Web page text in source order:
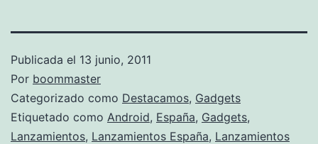
Publicada el 13 junio, 2011
Por boommaster
Categorizado como Destacamos, Gadgets
Etiquetado como Android, España, Gadgets,
Lanzamientos, Lanzamientos España, Lanzamientos